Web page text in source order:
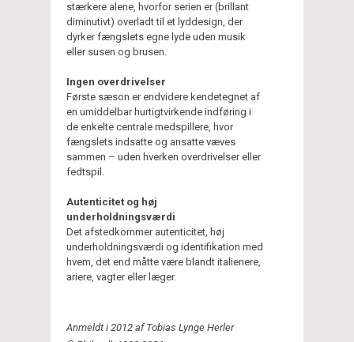
stærkere alene, hvorfor serien er (brillant
diminutivt) overladt til et lyddesign, der
dyrker fængslets egne lyde uden musik
eller susen og brusen.
Ingen overdrivelser
Første sæson er endvidere kendetegnet af
en umiddelbar hurtigtvirkende indføring i
de enkelte centrale medspillere, hvor
fængslets indsatte og ansatte væves
sammen – uden hverken overdrivelser eller
fedtspil.
Autenticitet og høj
underholdningsværdi
Det afstedkommer autenticitet, høj
underholdningsværdi og identifikation med
hvem, det end måtte være blandt italienere,
ariere, vagter eller læger.
Anmeldt i 2012 af Tobias Lynge Herler